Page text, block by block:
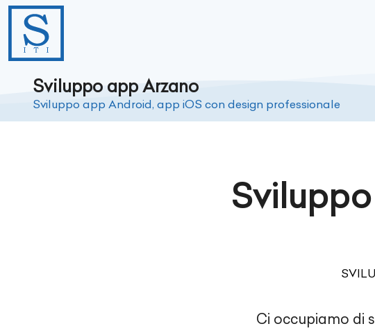
Sviluppo app Arzano
Sviluppo app Android, app iOS con design professionale
Ci occupiamo di